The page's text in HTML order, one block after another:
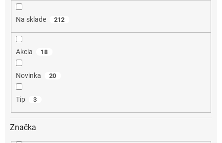
Na sklade 212
Akcia 18
Novinka 20
Tip 3
Značka